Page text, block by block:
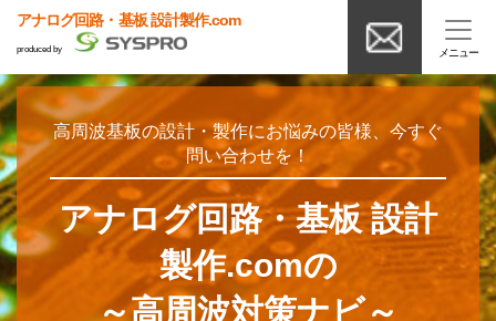
アナログ回路・基板 設計製作.com
produced by
高周波基板の設計・製作にお悩みの皆様、今すぐ
問い合わせを！
アナログ回路・基板 設計
製作.comの
～高周波対策ナビ～